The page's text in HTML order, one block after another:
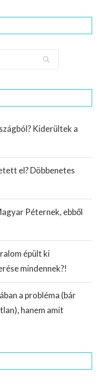
Kiderültek a
el? Döbbenetes
Péternek, ebből
épült ki
mindennek?!
a probléma (bár
hanem amit